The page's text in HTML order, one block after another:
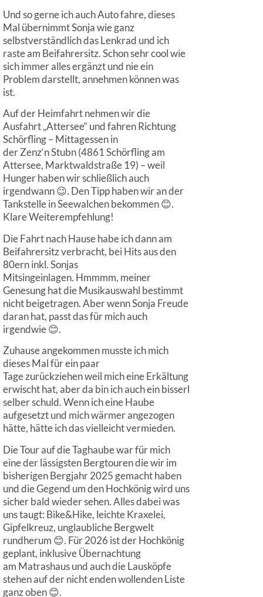
Und so gerne ich auch Auto fahre, dieses
Mal übernimmt Sonja wie ganz
selbstverständlich das Lenkrad und ich
raste am Beifahrersitz. Schon sehr cool wie
sich immer alles ergänzt und nie ein
Problem darstellt, annehmen können was
ist.
Auf der Heimfahrt nehmen wir die
Ausfahrt „Attersee“ und fahren Richtung
Schörfling – Mittagessen in
der Zenz‘n Stubn (4861 Schörfling am
Attersee, Marktwaldstraße 19) – weil
Hunger haben wir schließlich auch
irgendwann 😉. Den Tipp haben wir an der
Tankstelle in Seewalchen bekommen 😊.
Klare Weiterempfehlung!
Die Fahrt nach Hause habe ich dann am
Beifahrersitz verbracht, bei Hits aus den
80ern inkl. Sonjas
Mitsingeinlagen. Hmmmm, meiner
Genesung hat die Musikauswahl bestimmt
nicht beigetragen. Aber wenn Sonja Freude
daran hat, passt das für mich auch
irgendwie 😊.
Zuhause angekommen musste ich mich
dieses Mal für ein paar
Tage zurückziehen weil mich eine Erkältung
erwischt hat, aber da bin ich auch ein bisserl
selber schuld. Wenn ich eine Haube
aufgesetzt und mich wärmer angezogen
hätte, hätte ich das vielleicht vermieden.
Die Tour auf die Taghaube war für mich
eine der lässigsten Bergtouren die wir im
bisherigen Bergjahr 2025 gemacht haben
und die Gegend um den Hochkönig wird uns
sicher bald wieder sehen. Alles dabei was
uns taugt: Bike&Hike, leichte Kraxelei,
Gipfelkreuz, unglaubliche Bergwelt
rundherum 😊. Für 2026 ist der Hochkönig
geplant, inklusive Übernachtung
am Matrashaus und auch die Lausköpfe
stehen auf der nicht enden wollenden Liste
ganz oben 😊.